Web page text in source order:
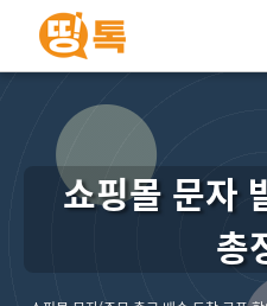
쇼핑몰 문자
총